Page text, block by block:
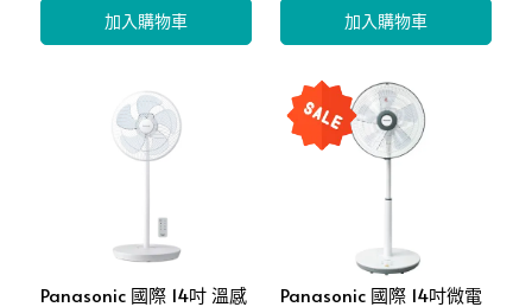
加入購物車 加入購物車
Panasonic 國際 14吋 溫感
Panasonic 國際 14吋微電